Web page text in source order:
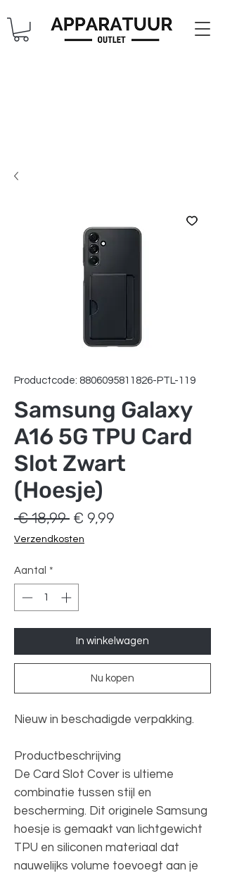
Productcode: 8806095811826-PTL-119
Samsung Galaxy
A16 5G TPU Card
Slot Zwart
(Hoesje)
€ 18,99 Normale
prijs
€ 9,99
Verzendkosten
Aantal *
In winkelwagen
Nu kopen
Nieuw in beschadigde verpakking.
Productbeschrijving
De Card Slot Cover is ultieme
combinatie tussen stijl en
bescherming. Dit originele Samsung
hoesje is gemaakt van lichtgewicht
TPU en siliconen materiaal dat
nauwelijks volume toevoegt aan je